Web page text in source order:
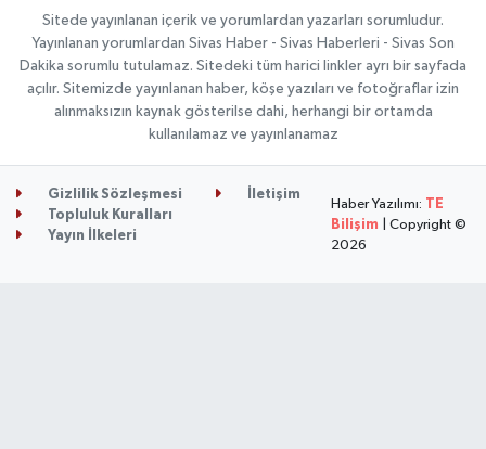
Sitede yayınlanan içerik ve yorumlardan yazarları sorumludur.
Yayınlanan yorumlardan Sivas Haber - Sivas Haberleri - Sivas Son
Dakika sorumlu tutulamaz. Sitedeki tüm harici linkler ayrı bir sayfada
açılır. Sitemizde yayınlanan haber, köşe yazıları ve fotoğraflar izin
alınmaksızın kaynak gösterilse dahi, herhangi bir ortamda
kullanılamaz ve yayınlanamaz
Gizlilik Sözleşmesi
İletişim
Topluluk Kuralları
Yayın İlkeleri
Haber Yazılımı: TE
Bilişim | Copyright ©
2026